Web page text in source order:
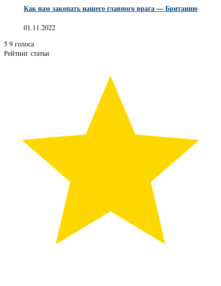
Как нам закопать нашего главного врага — Британию
01.11.2022
5 9 голоса
Рейтинг статьи